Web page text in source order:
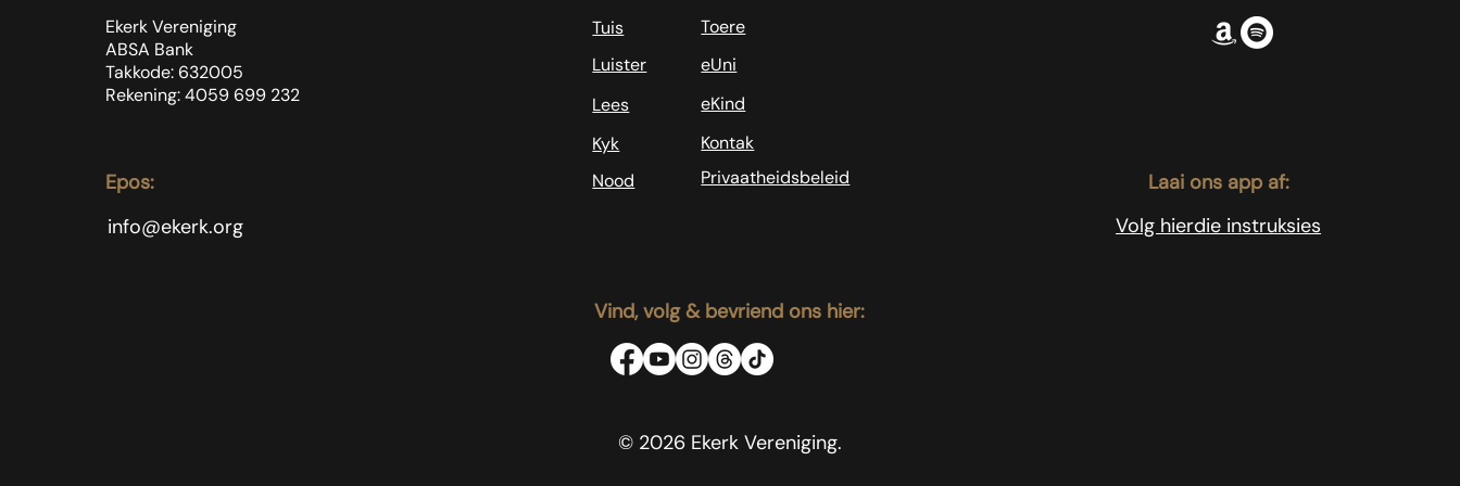
Ekerk Vereniging
ABSA Bank
Takkode: 632005
Rekening: 4059 699 232
Epos:
info@ekerk.org
Tuis
Toere
Luister
eUni
Lees
eKind
Kyk
Kontak
Nood
Privaatheidsbeleid
Vind, volg & bevriend ons hier:
© 2026 Ekerk Vereniging.
Laai ons app af:
Volg hierdie instruksies